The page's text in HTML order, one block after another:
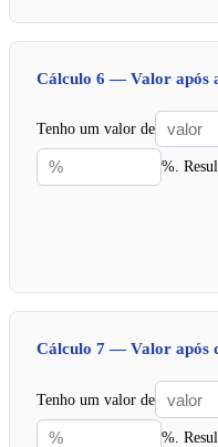
Cálculo 6 — Valor após
Tenho um valor de
%.
Cálculo 7 — Valor após
Tenho um valor de
%.